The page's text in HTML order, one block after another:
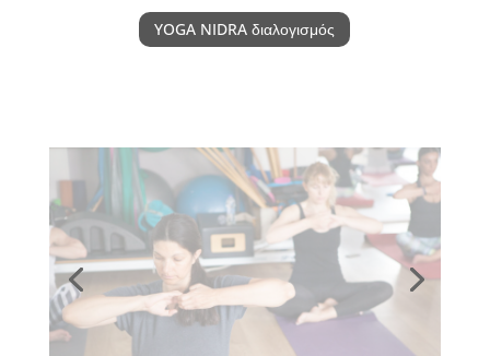
YOGA NIDRA διαλογισμός